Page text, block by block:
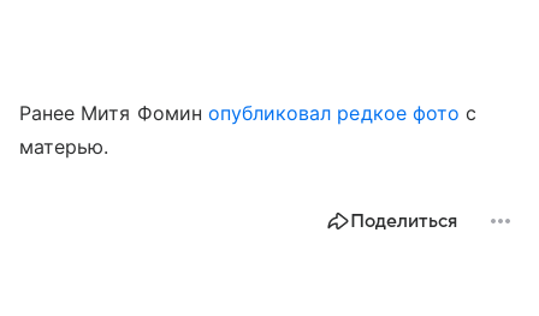
Ранее Митя Фомин опубликовал редкое фото с
матерью.
Поделиться